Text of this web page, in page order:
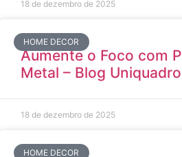
18 de dezembro de 2025
HOME DECOR
Aumente o Foco com
Metal – Blog Uniquadro
18 de dezembro de 2025
HOME DECOR